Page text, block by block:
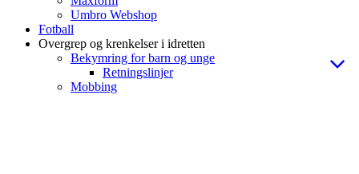
Umbro Webshop
Fotball
Overgrep og krenkelser i idretten
Bekymring for barn og unge
Retningslinjer
Mobbing